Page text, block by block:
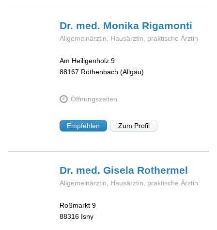
Dr. med. Monika Rigamonti
Allgemeinärztin, Hausärztin, praktische Ärztin
Am Heiligenholz 9
88167 Röthenbach (Allgäu)
Öffnungszeiten
Empfehlen Zum Profil
Dr. med. Gisela Rothermel
Allgemeinärztin, Hausärztin, praktische Ärztin
Roßmarkt 9
88316 Isny